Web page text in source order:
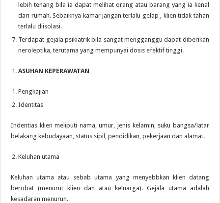
lebih tenang bila ia dapat melihat orang atau barang yang ia kenal
dari rumah. Sebaiknya kamar jangan terlalu gelap , klien tidak tahan
terlalu diisolasi.
Terdapat gejala psikiatrik bila sangat mengganggu dapat diberikan
neroleptika, terutama yang mempunyai dosis efektif tinggi.
ASUHAN KEPERAWATAN
Pengkajian
Identitas
Indentias klien meliputi nama, umur, jenis kelamin, suku bangsa/latar
belakang kebudayaan, status sipil, pendidikan, pekerjaan dan alamat.
Keluhan utama
Keluhan utama atau sebab utama yang menyebbkan klien datang
berobat (menurut klien dan atau keluarga). Gejala utama adalah
kesadaran menurun.